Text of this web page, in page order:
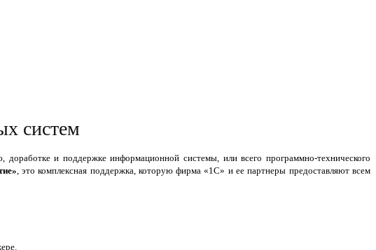
систем
и поддержке информационной системы, или всего программно-технического
, это комплексная поддержка, которую фирма «1С» и ее партнеры предоставляют всем